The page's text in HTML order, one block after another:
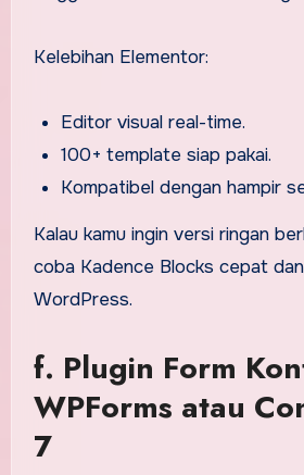
Kelebihan Elementor:
Editor visual real-time.
100+ template siap pakai.
Kompatibel dengan hampir
Kalau kamu ingin versi ringan
coba Kadence Blocks cepat
WordPress.
f. Plugin Form
WPForms atau
7